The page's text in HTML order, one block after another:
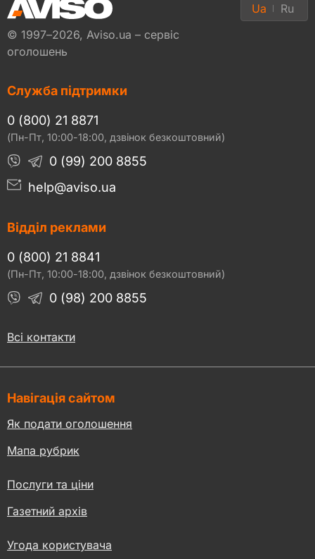
© 1997–2026, Aviso.ua – сервіс
оголошень
Ua Ru
Служба підтримки
0 (800) 21 8871
(Пн-Пт, 10:00-18:00, дзвінок безкоштовний)
0 (99) 200 8855
help@aviso.ua
Відділ реклами
0 (800) 21 8841
(Пн-Пт, 10:00-18:00, дзвінок безкоштовний)
0 (98) 200 8855
Всі контакти
Навігація сайтом
Як подати оголошення
Мапа рубрик
Послуги та ціни
Газетний архів
Угода користувача